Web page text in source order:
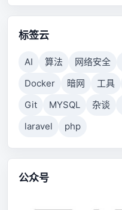
标签云
AI 算法 网络安全
Docker
暗网 工具
Git
MYSQL 杂谈
laravel
php
公众号